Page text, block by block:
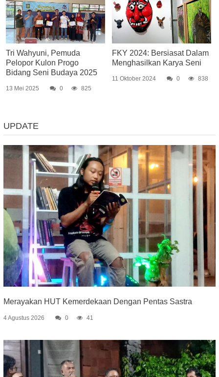
Tri Wahyuni, Pemuda
Pelopor Kulon Progo
Bidang Seni Budaya 2025
13 Mei 2025 0 825
FKY 2024: Bersiasat Dalam
Menghasilkan Karya Seni
11 Oktober 2024 0 838
UPDATE
Merayakan HUT Kemerdekaan Dengan Pentas Sastra
4 Agustus 2026 0 41